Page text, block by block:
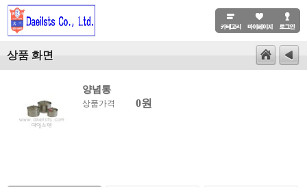
상품 화면
양념통
상품가격 0원